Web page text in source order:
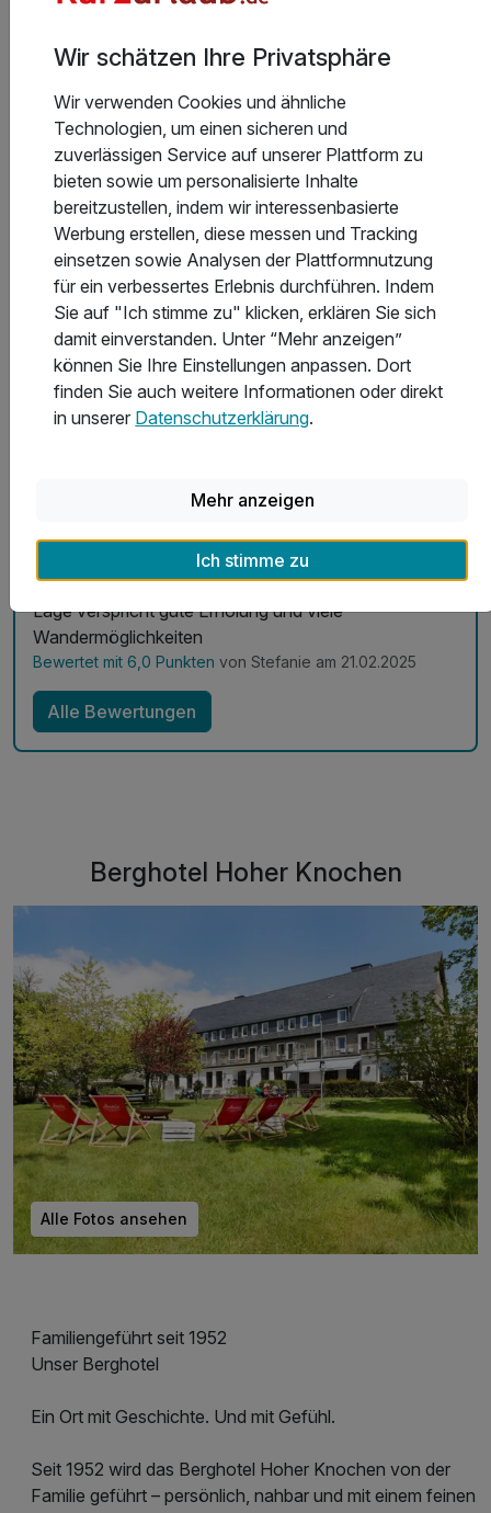
Bergliebe
2 Übernachtungen in einer Panorama Juniorsuite
2 x Vitalfrühstück vom reichhaltigen Buffet
1 x Candle Light Dinner bei Kerzenschein
1 Flasche Winzersekt bei Anreise auf dem Zimmer
Alle Inklusivleistungen 7 enthalten
2 Übernachtungen in einer Panorama Juniorsuite
2 x Vitalfrühstück vom reichhaltigen Buffet
1 x Candle Light Dinner bei Kerzenschein
1 Flasche Winzersekt bei Anreise auf dem Zimmer
Private Spa Nutzung (3h) inkl. Bergquellwasser
Kuscheliger Bademantel und Saunatuch
3 weitere anzeigen
5,1 / 6 Gültig bis 20.12.2026
Zum Angebot
Hotelbewertungen
Sehr schönes Hotel mit sehr nettem Service und die
Lage verspricht gute Erholung und viele
Wandermöglichkeiten
Bewertet mit 6,0 Punkten von Stefanie am 21.02.2025
Alle Bewertungen
Berghotel Hoher Knochen
Alle Fotos ansehen
Familiengeführt seit 1952
Unser Berghotel
Ein Ort mit Geschichte. Und mit Gefühl.
Seit 1952 wird das Berghotel Hoher Knochen von der
Familie geführt – persönlich, nahbar und mit einem feinen
Wir schätzen Ihre Privatsphäre
Wir verwenden Cookies und ähnliche
Technologien, um einen sicheren und
zuverlässigen Service auf unserer Plattform zu
bieten sowie um personalisierte Inhalte
bereitzustellen, indem wir interessenbasierte
Werbung erstellen, diese messen und Tracking
einsetzen sowie Analysen der Plattformnutzung
für ein verbessertes Erlebnis durchführen. Indem
Sie auf "Ich stimme zu" klicken, erklären Sie sich
damit einverstanden. Unter “Mehr anzeigen”
können Sie Ihre Einstellungen anpassen. Dort
finden Sie auch weitere Informationen oder direkt
in unserer Datenschutzerklärung.
Mehr anzeigen
Ich stimme zu